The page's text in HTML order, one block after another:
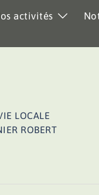
activités
LOCALE
ROBERT